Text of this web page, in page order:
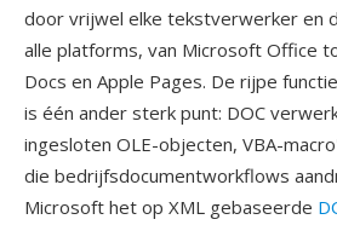
door vrijwel elke tekstverwerker en
alle platforms, van Microsoft Office
Docs en Apple Pages. De rijpe
is één ander sterk punt: DOC
ingesloten OLE-objecten, VBA-
die bedrijfsdocumentworkflows
Microsoft het op XML gebaseerde